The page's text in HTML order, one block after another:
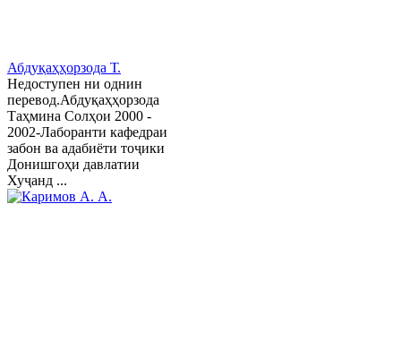
Абдуқаҳҳорзода Т.
Недоступен ни однин
перевод.Абдуқаҳҳорзода
Таҳмина Солҳои 2000 -
2002-Лаборанти кафедраи
забон ва адабиёти тоҷики
Донишгоҳи давлатии
Хуҷанд ...